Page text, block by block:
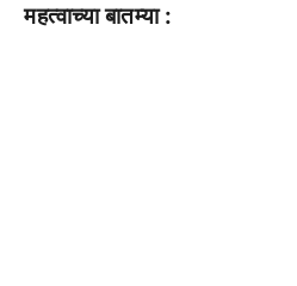
महत्वाच्या बातम्या :